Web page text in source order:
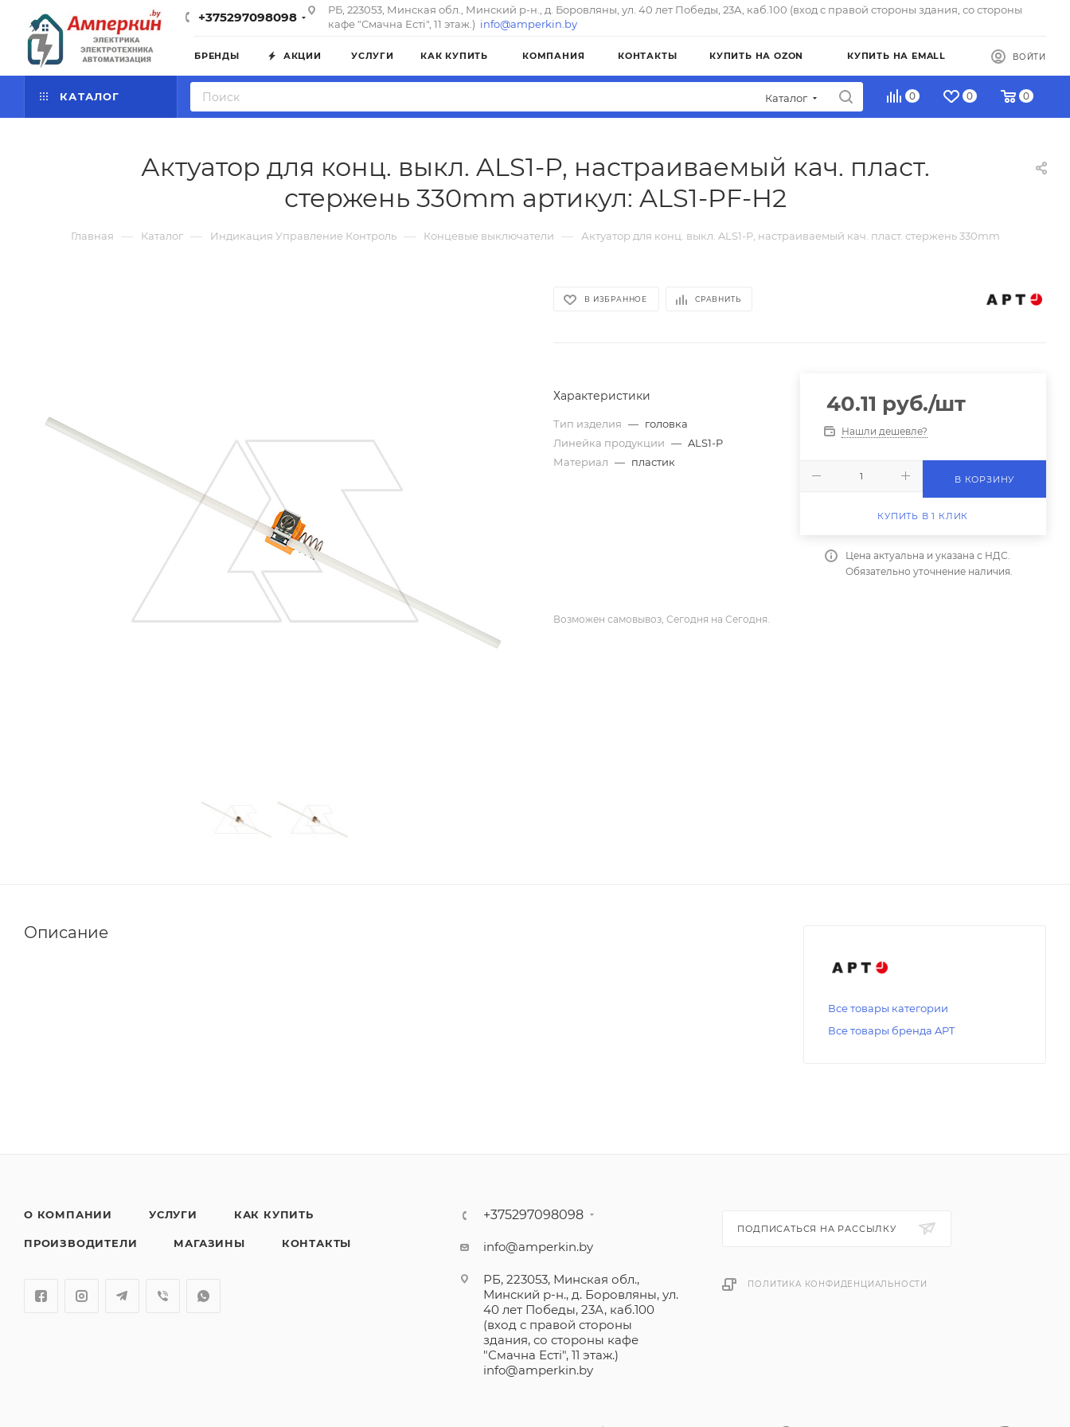
+375297098098
РБ, 223053, Минская обл., Минский р-н., д. Боровляны, ул. 40 лет Победы, 23А, каб.100 (вход с правой стороны здания, со стороны
кафе "Смачна Естi", 11 этаж.) info@amperkin.by
БРЕНДЫ АКЦИИ УСЛУГИ КАК КУПИТЬ КОМПАНИЯ КОНТАКТЫ КУПИТЬ НА OZON КУПИТЬ НА EMALL ВОЙТИ
КАТАЛОГ Каталог 0 0 0
Актуатор для конц. выкл. ALS1-P, настраиваемый кач. пласт.
стержень 330mm артикул: ALS1-PF-H2
Главная — Каталог — Индикация Управление Контроль — Концевые выключатели — Актуатор для конц. выкл. ALS1-P, настраиваемый кач. пласт. стержень 330mm
В ИЗБРАННОЕ СРАВНИТЬ
Характеристики
Тип изделия — головка
Линейка продукции — ALS1-P
Материал — пластик
40.11 руб./шт
Нашли дешевле?
В КОРЗИНУ
КУПИТЬ В 1 КЛИК
Цена актуальна и указана с НДС.
Обязательно уточнение наличия.
Возможен самовывоз, Сегодня на Сегодня.
Описание
Все товары категории
Все товары бренда APT
О КОМПАНИИ УСЛУГИ КАК КУПИТЬ
ПРОИЗВОДИТЕЛИ МАГАЗИНЫ КОНТАКТЫ
+375297098098
info@amperkin.by
РБ, 223053, Минская обл.,
Минский р-н., д. Боровляны, ул.
40 лет Победы, 23А, каб.100
(вход с правой стороны
здания, со стороны кафе
"Смачна Естi", 11 этаж.)
info@amperkin.by
ПОДПИСАТЬСЯ НА РАССЫЛКУ
ПОЛИТИКА КОНФИДЕНЦИАЛЬНОСТИ